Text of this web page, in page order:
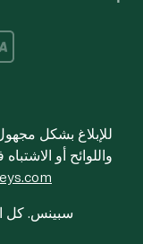
للإبلاغ بشكل
واللوائح أو
© 2020-2026